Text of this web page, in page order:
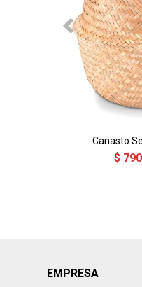
Canasto
$ 790
EMPRESA